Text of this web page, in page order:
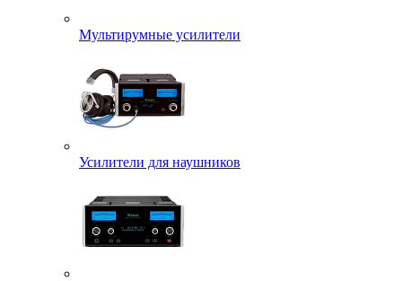
Мультирумные усилители
Усилители для наушников